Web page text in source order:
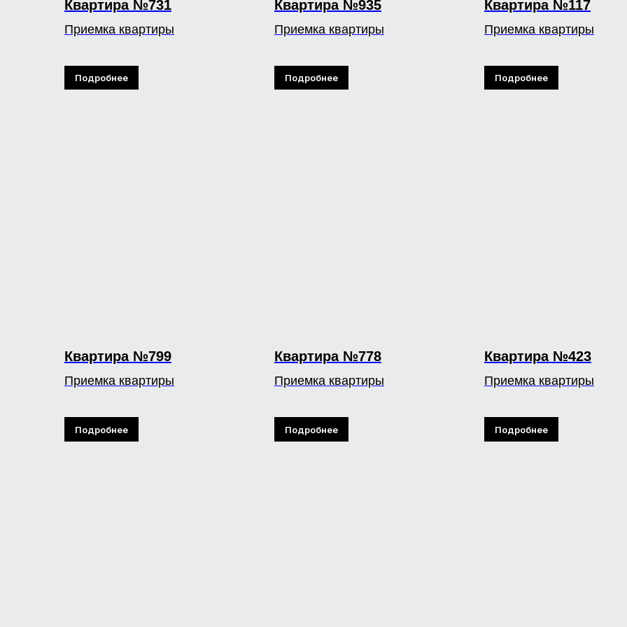
Квартира №731
Приемка квартиры
Подробнее
Квартира №935
Приемка квартиры
Подробнее
Квартира №117
Приемка квартиры
Подробнее
Квартира №799
Приемка квартиры
Подробнее
Квартира №778
Приемка квартиры
Подробнее
Квартира №423
Приемка квартиры
Подробнее